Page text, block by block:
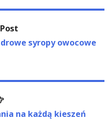
Previous
post:syropy owocowe
Next
post:na każdą kieszeń